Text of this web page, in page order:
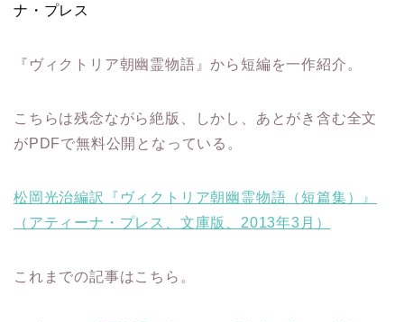
ナ・プレス
『ヴィクトリア朝幽霊物語』から短編を一作紹介。
こちらは残念ながら絶版、しかし、あとがき含む全文
がPDFで無料公開となっている。
松岡光治編訳『ヴィクトリア朝幽霊物語（短篇集）』
（アティーナ・プレス、文庫版、2013年3月）
これまでの記事はこちら。